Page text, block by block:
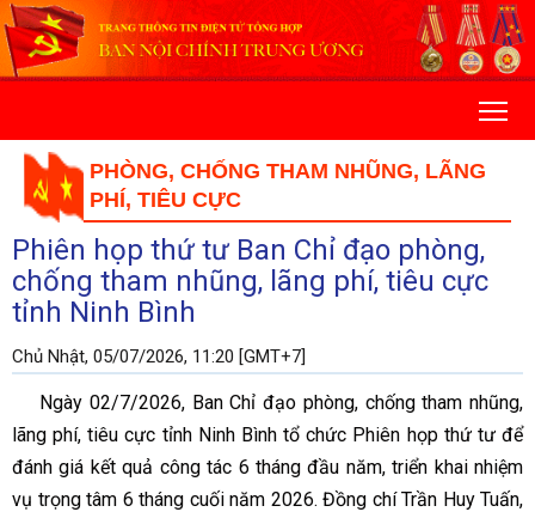
PHÒNG, CHỐNG THAM NHŨNG, LÃNG
PHÍ, TIÊU CỰC
Phiên họp thứ tư Ban Chỉ đạo phòng,
chống tham nhũng, lãng phí, tiêu cực
tỉnh Ninh Bình
Chủ Nhật, 05/07/2026, 11:20 [GMT+7]
Ngày 02/7/2026, Ban Chỉ đạo phòng, chống tham nhũng,
lãng phí, tiêu cực tỉnh Ninh Bình tổ chức Phiên họp thứ tư để
đánh giá kết quả công tác 6 tháng đầu năm, triển khai nhiệm
vụ trọng tâm 6 tháng cuối năm 2026. Đồng chí Trần Huy Tuấn,